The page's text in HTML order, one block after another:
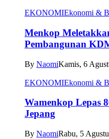
EKONOMIEkonomi &
Menkop
Pembangunan
By NaomiKamis, 6
EKONOMIEkonomi &
Wamenkop Lepas
Jepang
By NaomiRabu, 5